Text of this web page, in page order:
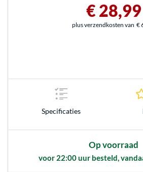
€ 28,99
plus verzendkosten van €
Specificaties
Op voorraad
voor 22:00 uur besteld,